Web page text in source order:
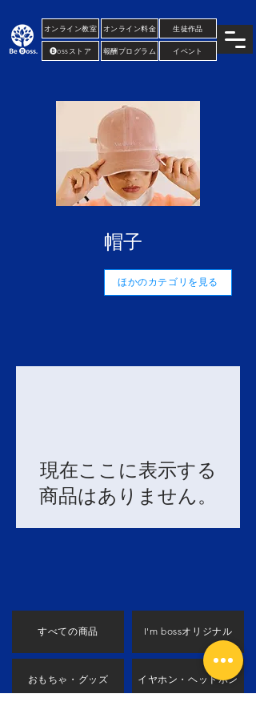
オンライン教室 生徒作品
オンライン料金
🅑ossストア 報酬プログラム イベント
帽子
ほかのカテゴリを見る
現在ここに表示する
商品はありません。
すべての商品
おもちゃ・グッズ
I'm bossオリジナル
イヤホン・ヘッドホン